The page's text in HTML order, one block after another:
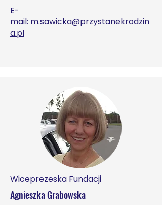
E-
mail: m.sawicka@przystanekrodzin
a.pl
Wiceprezeska Fundacji
Agnieszka Grabowska